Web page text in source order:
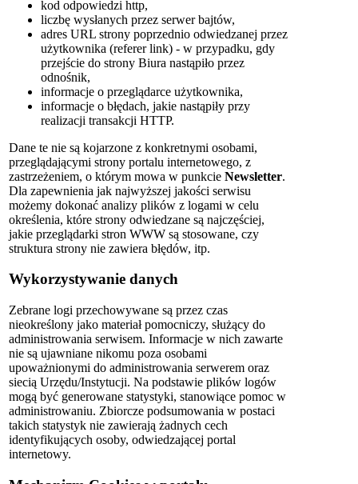
kod odpowiedzi http,
liczbę wysłanych przez serwer bajtów,
adres URL strony poprzednio odwiedzanej przez
użytkownika (referer link) - w przypadku, gdy
przejście do strony Biura nastąpiło przez
odnośnik,
informacje o przeglądarce użytkownika,
informacje o błędach, jakie nastąpiły przy
realizacji transakcji HTTP.
Dane te nie są kojarzone z konkretnymi osobami,
przeglądającymi strony portalu internetowego, z
zastrzeżeniem, o którym mowa w punkcie Newsletter.
Dla zapewnienia jak najwyższej jakości serwisu
możemy dokonać analizy plików z logami w celu
określenia, które strony odwiedzane są najczęściej,
jakie przeglądarki stron WWW są stosowane, czy
struktura strony nie zawiera błędów, itp.
Wykorzystywanie danych
Zebrane logi przechowywane są przez czas
nieokreślony jako materiał pomocniczy, służący do
administrowania serwisem. Informacje w nich zawarte
nie są ujawniane nikomu poza osobami
upoważnionymi do administrowania serwerem oraz
siecią Urzędu/Instytucji. Na podstawie plików logów
mogą być generowane statystyki, stanowiące pomoc w
administrowaniu. Zbiorcze podsumowania w postaci
takich statystyk nie zawierają żadnych cech
identyfikujących osoby, odwiedzającej portal
internetowy.